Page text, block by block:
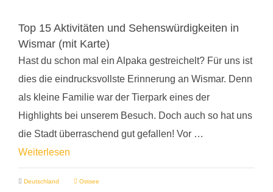
Top 15 Aktivitäten und Sehenswürdigkeiten in
Wismar (mit Karte)
Hast du schon mal ein Alpaka gestreichelt? Für uns ist
dies die eindrucksvollste Erinnerung an Wismar. Denn
als kleine Familie war der Tierpark eines der
Highlights bei unserem Besuch. Doch auch so hat uns
die Stadt überraschend gut gefallen! Vor …
Weiterlesen
Deutschland Ostsee